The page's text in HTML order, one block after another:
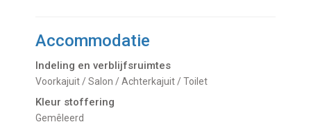
Accommodatie
Indeling en verblijfsruimtes
Voorkajuit / Salon / Achterkajuit / Toilet
Kleur stoffering
Gemêleerd